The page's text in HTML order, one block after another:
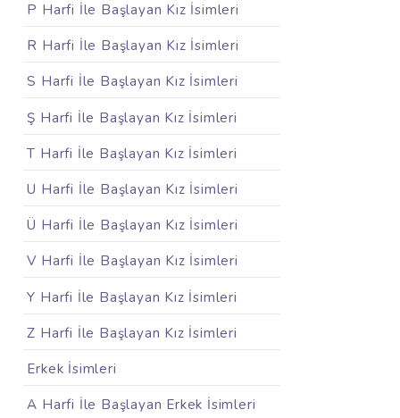
P Harfi İle Başlayan Kız İsimleri
R Harfi İle Başlayan Kız İsimleri
S Harfi İle Başlayan Kız İsimleri
Ş Harfi İle Başlayan Kız İsimleri
T Harfi İle Başlayan Kız İsimleri
U Harfi İle Başlayan Kız İsimleri
Ü Harfi İle Başlayan Kız İsimleri
V Harfi İle Başlayan Kız İsimleri
Y Harfi İle Başlayan Kız İsimleri
Z Harfi İle Başlayan Kız İsimleri
Erkek İsimleri
A Harfi İle Başlayan Erkek İsimleri